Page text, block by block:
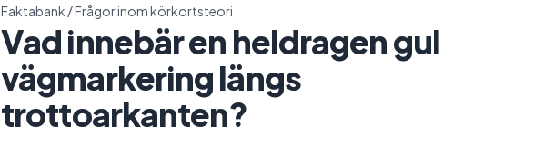
Faktabank /Frågor inom körkortsteori
Vad innebär en heldragen gul
vägmarkering längs
trottoarkanten?